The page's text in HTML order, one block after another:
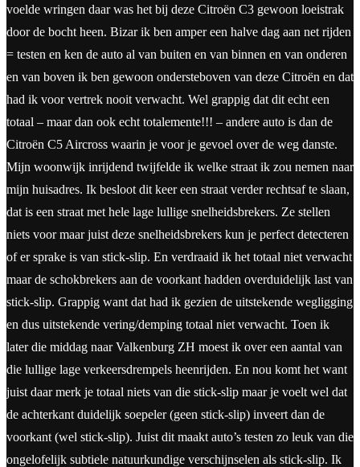
voelde wringen daar was het bij deze Citroën C3 gewoon loeistrak
door de bocht heen. Bizar ik ben amper een halve dag aan net rijden
= testen en ken de auto al van buiten en van binnen en van onderen
en van boven ik ben gewoon ondersteboven van deze Citroën en dat
had ik voor vertrek nooit verwacht. Wel grappig dat dit echt een
totaal – maar dan ook echt totalemente!!! – andere auto is dan de
Citroën C5 Aircross waarin je voor je gevoel over de weg danste.
Mijn woonwijk inrijdend twijfelde ik welke straat ik zou nemen naar
mijn huisadres. Ik besloot dit keer een straat verder rechtsaf te slaan,
dat is een straat met hele lage lullige snelheidsbrekers. Ze stellen
niets voor maar juist deze snelheidsbrekers kun je perfect detecteren
of er sprake is van stick-slip. En verdraaid ik het totaal niet verwacht
maar de schokbrekers aan de voorkant hadden overduidelijk last van
stick-slip. Grappig want dat had ik gezien de uitstekende wegligging
en dus uitstekende vering/demping totaal niet verwacht. Toen ik
later die middag naar Valkenburg ZH moest ik over een aantal van
die lullige lage verkeersdrempels heenrijden. En nou komt het want
juist daar merk je totaal niets van die stick-slip maar je voelt wel dat
de achterkant duidelijk soepeler (geen stick-slip) inveert dan de
voorkant (wel stick-slip). Juist dit maakt auto’s testen zo leuk van die
ongelofelijk subtiele natuurkundige verschijnselen als stick-slip. Ik